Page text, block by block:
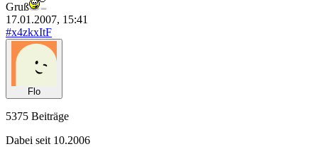
Gruß
17.01.2007, 15:41
#x4zkxItF
Flo
5375 Beiträge
Dabei seit 10.2006